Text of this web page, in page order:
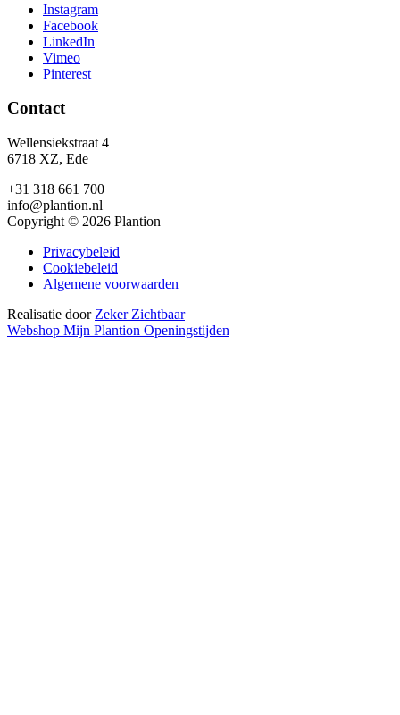
Instagram
Facebook
LinkedIn
Vimeo
Pinterest
Contact
Wellensiekstraat 4
6718 XZ, Ede
+31 318 661 700
info@plantion.nl
Copyright © 2026 Plantion
Privacybeleid
Cookiebeleid
Algemene voorwaarden
Realisatie door Zeker Zichtbaar
Webshop Mijn Plantion Openingstijden